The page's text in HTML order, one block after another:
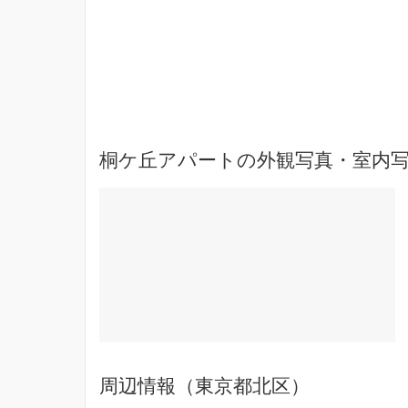
桐ケ丘アパートの外観写真・室内
周辺情報（東京都北区）